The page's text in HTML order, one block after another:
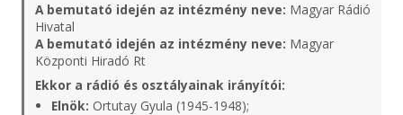
A bemutató idején az intézmény neve: Magyar Rádió
Hivatal
A bemutató idején az intézmény neve: Magyar
Központi Hiradó Rt
Ekkor a rádió és osztályainak irányítói:
Elnök: Ortutay Gyula (1945-1948);